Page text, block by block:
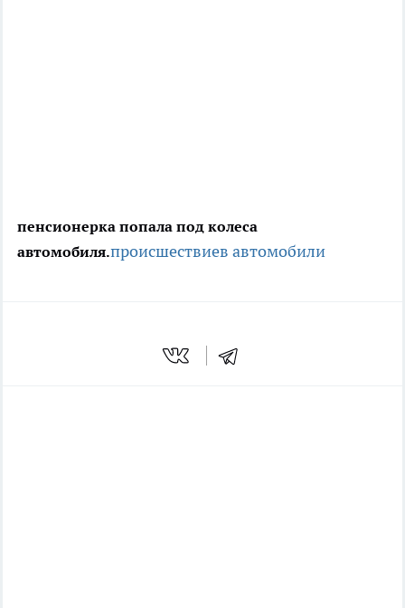
пенсионерка попала под колеса
автомобиля.происшествиев автомобили